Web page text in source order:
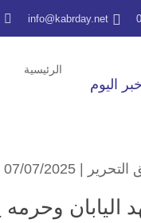
info@kabrday.net
الرئيسية
التحرير